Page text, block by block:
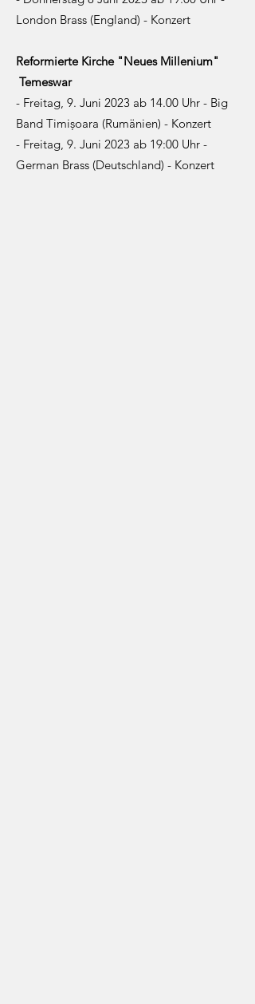
London Brass (England) - Konzert
Reformierte Kirche "Neues Millenium"
Temeswar
- Freitag, 9. Juni 2023 ab 14.00 Uhr - Big
Band Timișoara (Rumänien) - Konzert
- Freitag, 9. Juni 2023 ab 19:00 Uhr -
German Brass (Deutschland) - Konzert